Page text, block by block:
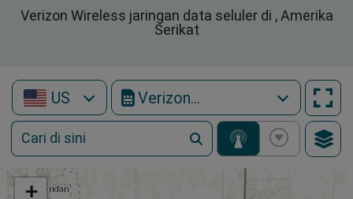
Verizon Wireless jaringan data seluler di , Amerika
Serikat
US Verizon Wireless
+